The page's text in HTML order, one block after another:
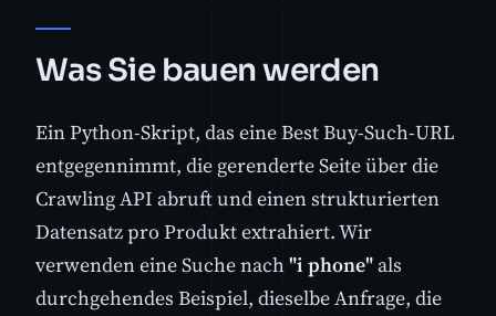
Was Sie bauen werden
Ein Python-Skript, das eine Best Buy-Such-URL
entgegennimmt, die gerenderte Seite über die
Crawling API abruft und einen strukturierten
Datensatz pro Produkt extrahiert. Wir
verwenden eine Suche nach"i phone" als
durchgehendes Beispiel, dieselbe Anfrage, die